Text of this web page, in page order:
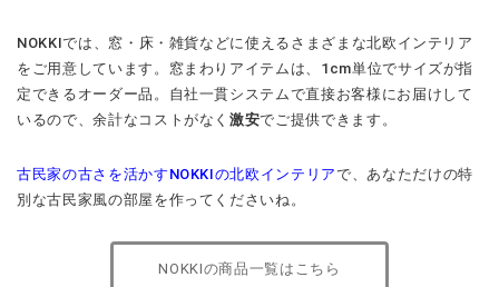
NOKKIでは、窓・床・雑貨などに使えるさまざまな北欧インテリア
をご用意しています。窓まわりアイテムは、1cm単位でサイズが指
定できるオーダー品。自社一貫システムで直接お客様にお届けして
いるので、余計なコストがなく激安でご提供できます。
古民家の古さを活かすNOKKIの北欧インテリアで、あなただけの特
別な古民家風の部屋を作ってくださいね。
NOKKIの商品一覧はこちら